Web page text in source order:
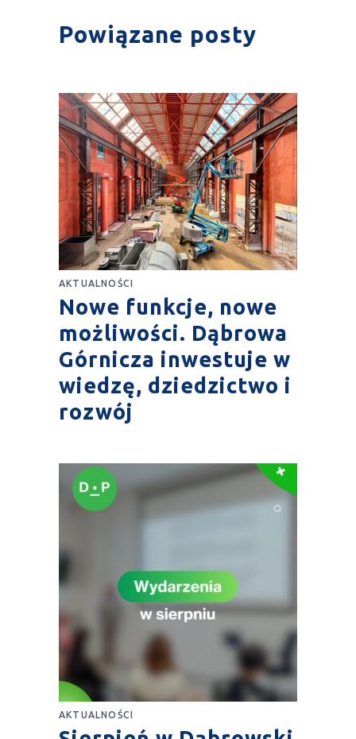
Powiązane posty
AKTUALNOŚCI
Nowe funkcje, nowe
możliwości. Dąbrowa
Górnicza inwestuje w
wiedzę, dziedzictwo i
rozwój
AKTUALNOŚCI